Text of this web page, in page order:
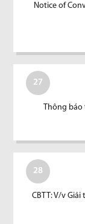
Notice of
27
Thông báo
28
CBTT: V/v